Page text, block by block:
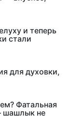
и теперь
стали
для духовки,
Фатальная
шашлык не